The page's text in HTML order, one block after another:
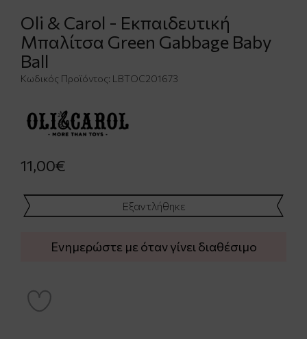
Oli & Carol - Εκπαιδευτική
Μπαλίτσα Green Gabbage Baby
Ball
Κωδικός Προϊόντος: LBTΟC201673
11,00€
Εξαντλήθηκε
Ενημερώστε με όταν γίνει διαθέσιμο